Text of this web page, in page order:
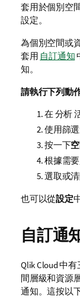
套用於個別空
設定。
為個別空間或
套用 自訂通知
知。
請執行下列動
在 分析
使用篩
按一下
根據需要
選取或
也可以從設定
自訂通
Qlik Cloud中有
間層級和資源
通知。這按以